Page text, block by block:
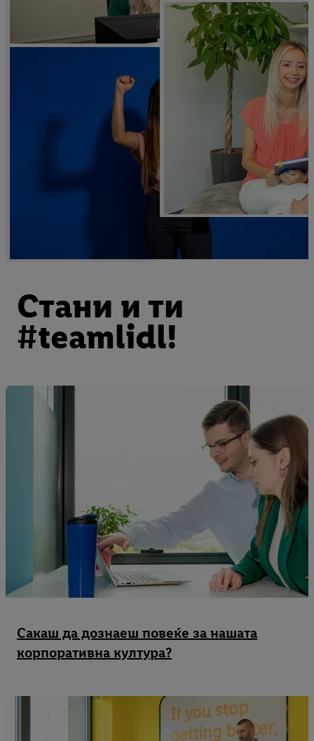
Стани и ти
#teamlidl!
Сакаш да дознаеш повеќе за нашата
корпоративна култура?